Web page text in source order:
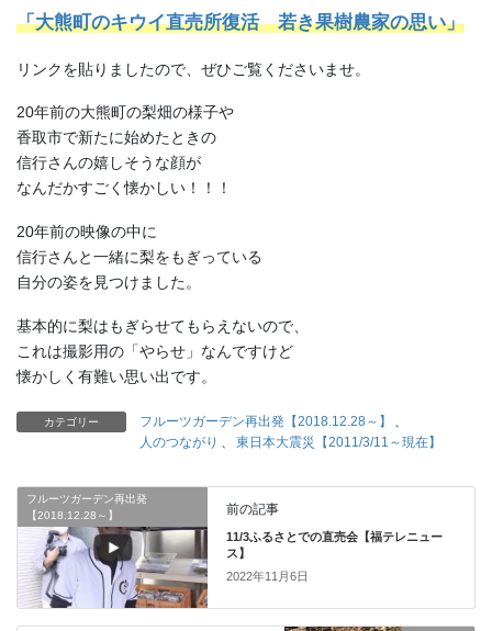
「大熊町のキウイ直売所復活 若き果樹農家の思い」
リンクを貼りましたので、ぜひご覧くださいませ。
20年前の大熊町の梨畑の様子や
香取市で新たに始めたときの
信行さんの嬉しそうな顔が
なんだかすごく懐かしい！！！
20年前の映像の中に
信行さんと一緒に梨をもぎっている
自分の姿を見つけました。
基本的に梨はもぎらせてもらえないので、
これは撮影用の「やらせ」なんですけど
懐かしく有難い思い出です。
カテゴリー フルーツガーデン再出発【2018.12.28～】
、
人のつながり 、 東日本大震災【2011/3/11～現在】
フルーツガーデン再出発
【2018.12.28～】
前の記事
11/3ふるさとでの直売会【福テレニュー
ス】
2022年11月6日